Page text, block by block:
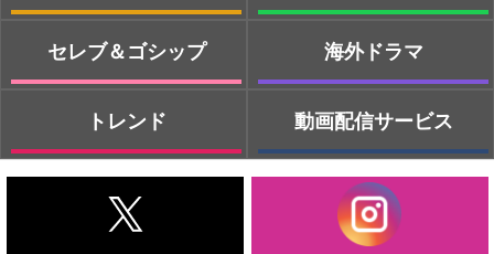
セレブ＆ゴシップ
トレンド
海外ドラマ
動画配信サービス